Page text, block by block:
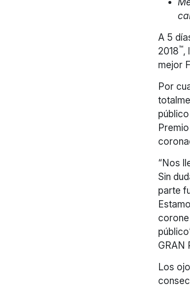
A 5
2018™,
mejor
Por
“Nos
Sin
parte
GRAN
Los